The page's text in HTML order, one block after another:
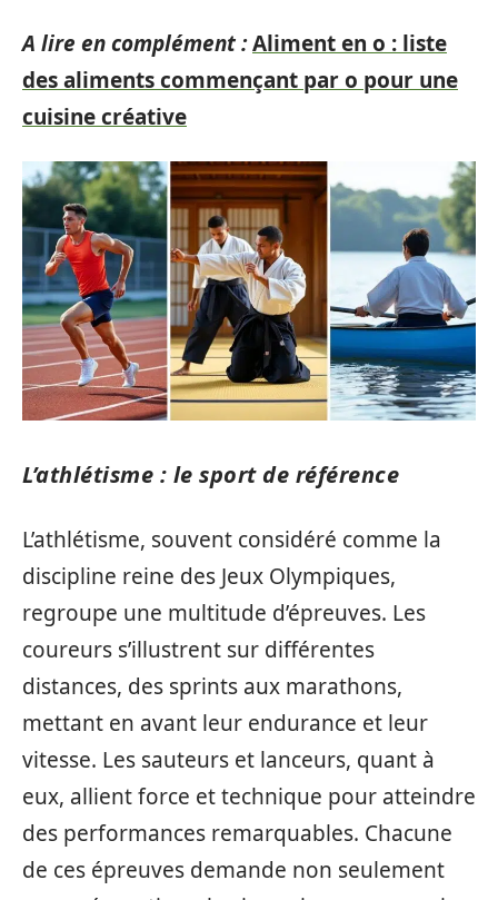
A lire en complément :Aliment en o : liste
des aliments commençant par o pour une
cuisine créative
L’athlétisme : le sport de référence
L’athlétisme, souvent considéré comme la
discipline reine des Jeux Olympiques,
regroupe une multitude d’épreuves. Les
coureurs s’illustrent sur différentes
distances, des sprints aux marathons,
mettant en avant leur endurance et leur
vitesse. Les sauteurs et lanceurs, quant à
eux, allient force et technique pour atteindre
des performances remarquables. Chacune
de ces épreuves demande non seulement